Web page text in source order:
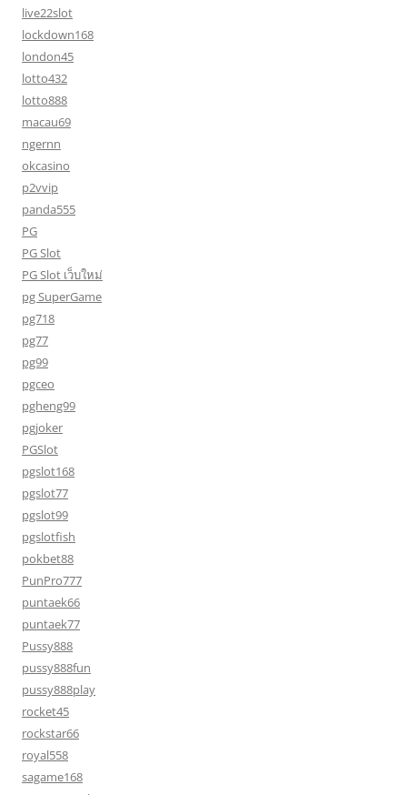
live22slot
lockdown168
london45
lotto432
lotto888
macau69
ngernn
okcasino
p2vvip
panda555
PG
PG Slot
PG Slot เว็บใหม่
pg SuperGame
pg718
pg77
pg99
pgceo
pgheng99
pgjoker
PGSlot
pgslot168
pgslot77
pgslot99
pgslotfish
pokbet88
PunPro777
puntaek66
puntaek77
Pussy888
pussy888fun
pussy888play
rocket45
rockstar66
royal558
sagame168